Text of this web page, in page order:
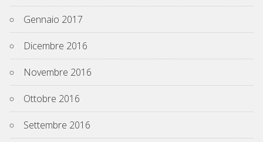
Gennaio 2017
Dicembre 2016
Novembre 2016
Ottobre 2016
Settembre 2016